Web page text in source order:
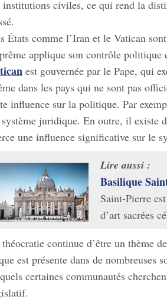
institutions civiles, ce qui rend la
États comme l’Iran et le Vatican
applique son contrôle
est gouvernée par le Pape, qui
dans les pays qui ne sont pas
influence sur la politique. Par
juridique. En outre, il existe
une influence significative sur le
Lire aussi :
Basilique
Saint-Pierre
d’art sacrées
continue d’être un thème
est présente dans de nombreuses
certaines communautés